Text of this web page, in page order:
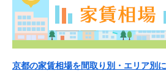
京都の家賃相場を間取り別・エリア別